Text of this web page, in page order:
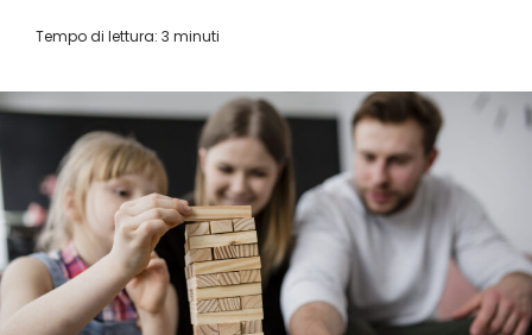
Tempo di lettura: 3 minuti